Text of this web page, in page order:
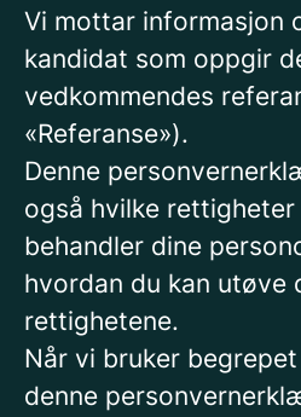
Vi mottar informasjon
kandidat som oppgir
vedkommendes
«Referanse»).
Denne
også hvilke rettigheter
behandler dine
hvordan du kan utøve
rettighetene.
Når vi bruker
denne